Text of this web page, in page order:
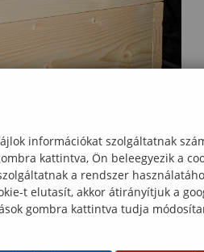
információkat szolgáltatnak
kattintva, Ön beleegyezik a
a rendszer
t elutasít, akkor átirányítjuk a
gombra kattintva tudja